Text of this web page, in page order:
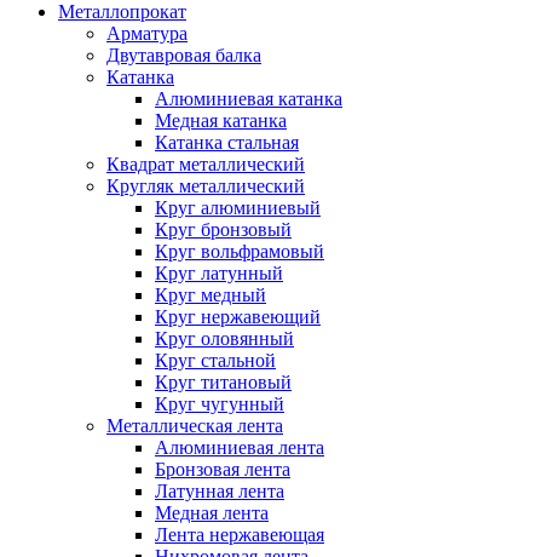
Металлопрокат
Арматура
Двутавровая балка
Катанка
Алюминиевая катанка
Медная катанка
Катанка стальная
Квадрат металлический
Кругляк металлический
Круг алюминиевый
Круг бронзовый
Круг вольфрамовый
Круг латунный
Круг медный
Круг нержавеющий
Круг оловянный
Круг стальной
Круг титановый
Круг чугунный
Металлическая лента
Алюминиевая лента
Бронзовая лента
Латунная лента
Медная лента
Лента нержавеющая